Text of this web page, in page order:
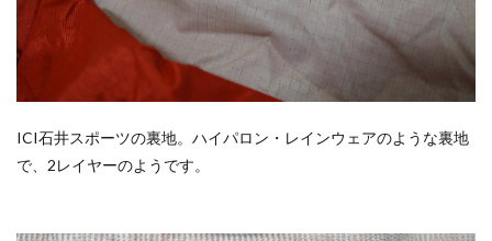
ICI石井スポーツの裏地。ハイパロン・レインウェアのような裏地
で、2レイヤーのようです。